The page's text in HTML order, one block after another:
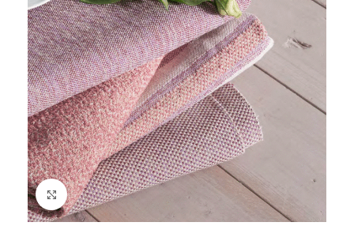
Click to enlarge